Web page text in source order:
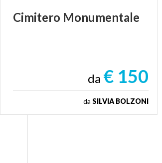
Cimitero Monumentale
da € 150
da SILVIA BOLZONI